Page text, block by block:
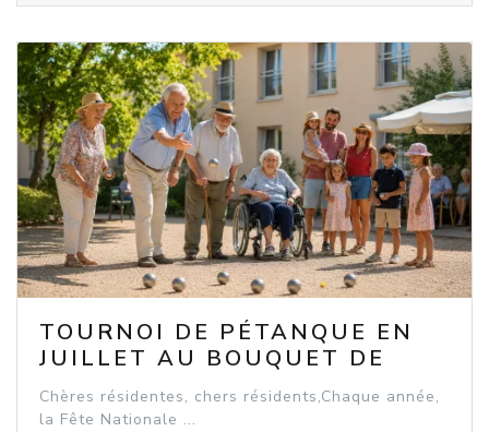
TOURNOI DE PÉTANQUE EN
JUILLET AU BOUQUET DE
SEEBACH
Chères résidentes, chers résidents,Chaque année,
la Fête Nationale ...